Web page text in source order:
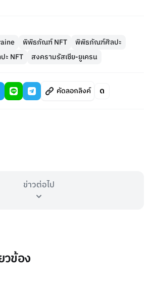
พิพิธภัณฑ์ NFT
พิพิธภัณฑ์ศิลปะ
ะ NFT สงครามรัสเซีย-ยูเครน
คัดลอกลิงค์
ข่าวต่อไป
ข้อง